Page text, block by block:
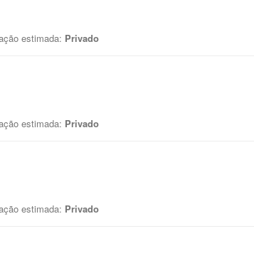
estimada: Privado
estimada: Privado
estimada: Privado